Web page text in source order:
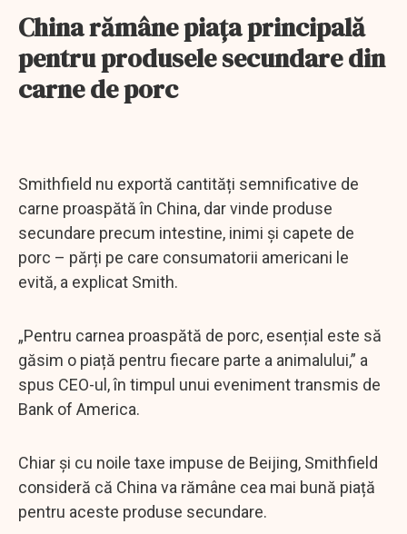
China rămâne piața principală
pentru produsele secundare din
carne de porc
Smithfield nu exportă cantități semnificative de
carne proaspătă în China, dar vinde produse
secundare precum intestine, inimi și capete de
porc – părți pe care consumatorii americani le
evită, a explicat Smith.
„Pentru carnea proaspătă de porc, esențial este să
găsim o piață pentru fiecare parte a animalului,” a
spus CEO-ul, în timpul unui eveniment transmis de
Bank of America.
Chiar și cu noile taxe impuse de Beijing, Smithfield
consideră că China va rămâne cea mai bună piață
pentru aceste produse secundare.